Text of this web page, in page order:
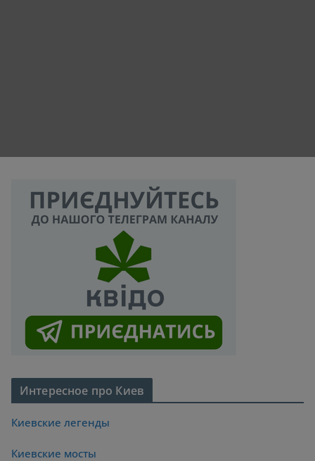
Интересное про Киев
Киевские легенды
Киевские мосты